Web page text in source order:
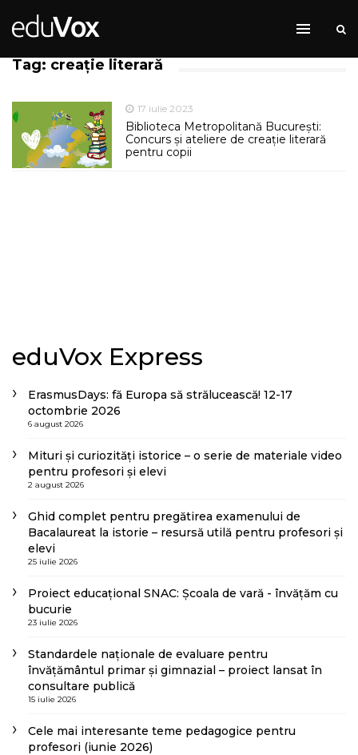
Tag: creație literară
17 iulie 2023
Biblioteca Metropolitană București:
Concurs și ateliere de creație literară
pentru copii
eduVox Express
ErasmusDays: fă Europa să strălucească! 12-17
octombrie 2026
6 august 2026
Mituri și curiozități istorice – o serie de materiale video
pentru profesori și elevi
2 august 2026
Ghid complet pentru pregătirea examenului de
Bacalaureat la istorie – resursă utilă pentru profesori și
elevi
25 iulie 2026
Proiect educațional SNAC: Școala de vară - învățăm cu
bucurie
23 iulie 2026
Standardele naționale de evaluare pentru
învățământul primar și gimnazial – proiect lansat în
consultare publică
15 iulie 2026
Cele mai interesante teme pedagogice pentru
profesori (iunie 2026)